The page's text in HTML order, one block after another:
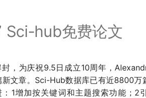
Sci-hub免费论文
，为庆祝9.5日成立10周年，
文章。Sci-Hub数据库已有近8800万
1增加按关键词和主题搜索功能；2